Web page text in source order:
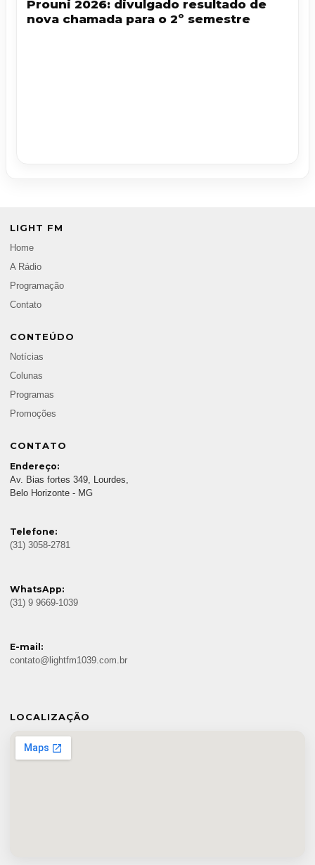
Prouni 2026: divulgado resultado de
nova chamada para o 2º semestre
LIGHT FM
Home
A Rádio
Programação
Contato
CONTEÚDO
Notícias
Colunas
Programas
Promoções
CONTATO
Endereço:
Av. Bias fortes 349, Lourdes,
Belo Horizonte - MG
Telefone:
(31) 3058-2781
WhatsApp:
(31) 9 9669-1039
E-mail:
contato@lightfm1039.com.br
LOCALIZAÇÃO